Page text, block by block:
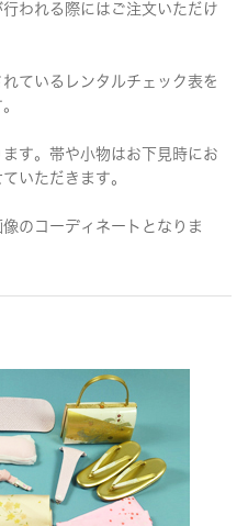
われる際にはご注文いただけ
ているレンタルチェック表を
す。帯や小物はお下見時にお
いただきます。
のコーディネートとなりま